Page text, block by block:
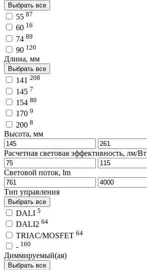
Выбрать все
55 87
60 16
74 89
90 120
Длина, мм
Выбрать все
141 208
145 7
154 80
170 9
200 8
Высота, мм
Расчетная световая эффективность, лм/Вт
Световой поток, lm
Тип управления
Выбрать все
DALI 5
DALI2 64
TRIAC/MOSFET 64
- 160
Диммируемый(ая)
Выбрать все